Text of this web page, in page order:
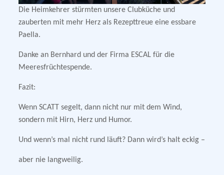
Die Heimkehrer stürmten unsere Clubküche und
zauberten mit mehr Herz als Rezepttreue eine essbare
Paella.
Danke an Bernhard und der Firma ESCAL für die
Meeresfrüchtespende.
Fazit:
Wenn SCATT segelt, dann nicht nur mit dem Wind,
sondern mit Hirn, Herz und Humor.
Und wenn’s mal nicht rund läuft? Dann wird’s halt eckig –
aber nie langweilig.